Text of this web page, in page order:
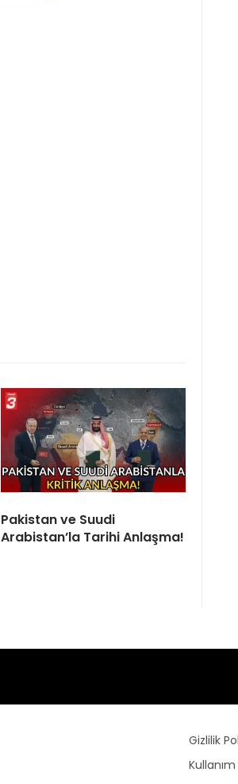
Pakistan ve Suudi
Arabistan’la Tarihi Anlaşma!
Gizlilik